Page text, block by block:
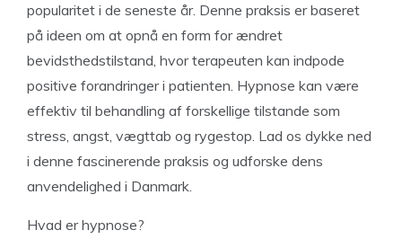
popularitet i de seneste år. Denne praksis er baseret
på ideen om at opnå en form for ændret
bevidsthedstilstand, hvor terapeuten kan indpode
positive forandringer i patienten. Hypnose kan være
effektiv til behandling af forskellige tilstande som
stress, angst, vægttab og rygestop. Lad os dykke ned
i denne fascinerende praksis og udforske dens
anvendelighed i Danmark.
Hvad er hypnose?